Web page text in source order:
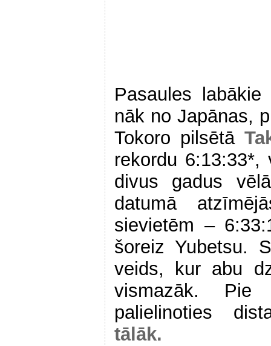
Pasaules
nāk no Japānas,
Tokoro pilsētā
rekordu
divus gadus
datumā
sievietēm –
šoreiz Yubetsu.
veids, kur abu
vismazāk.
palielinoties
tālāk.